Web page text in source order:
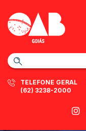
TELEFONE GERAL
(62) 3238-2000